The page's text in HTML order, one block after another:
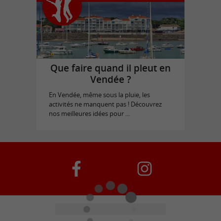
Que faire quand il pleut en
Vendée ?
En Vendée, même sous la pluie, les
activités ne manquent pas ! Découvrez
nos meilleures idées pour ...